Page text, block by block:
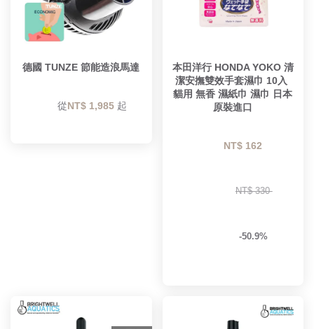
德國 TUNZE 節能造浪馬達
        從
NT$ 1,985 起
本田洋行 HONDA YOKO 清
潔安撫雙效手套濕巾 10入
貓用 無香 濕紙巾 濕巾 日本
原裝進口
NT$ 162
NT$ 330
-50.9%